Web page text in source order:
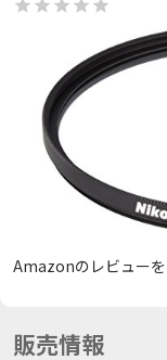
Amazonのレビューを
販売情報